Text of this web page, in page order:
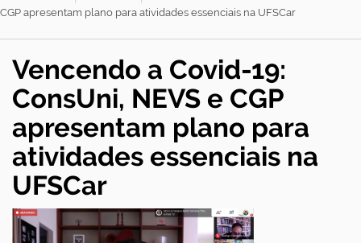
g
CGP apresentam plano para atividades essenciais na UFSCar
Vencendo a Covid-19:
ConsUni, NEVS e CGP
apresentam plano para
atividades essenciais na
UFSCar